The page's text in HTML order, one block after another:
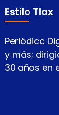
Estilo Tlax
Periódico
y más;
30 años en